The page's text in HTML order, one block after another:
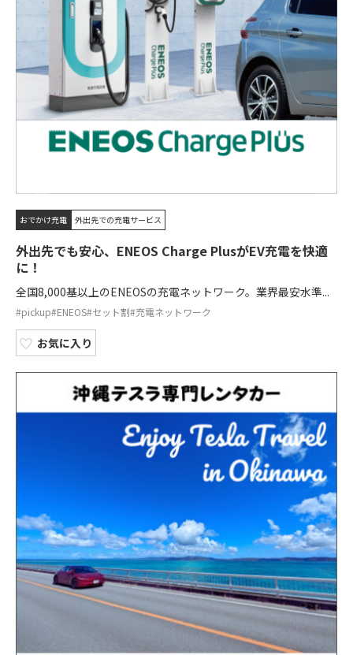
おでかけ充電 外出先での充電サービス
外出先でも安心、ENEOS Charge PlusがEV充電を快適
に！
全国8,000基以上のENEOSの充電ネットワーク。業界最安水準...
#pickup#ENEOS#セット割#充電ネットワーク
お気に入り